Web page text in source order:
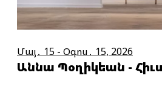
Մայ․ 15 - Օգոս․ 15, 2026
Աննա Պօղիկեան -